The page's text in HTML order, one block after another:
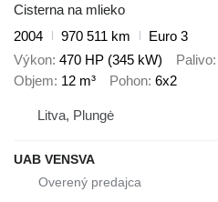
Cisterna na mlieko
2004
970 511 km
Euro 3
Výkon 470 HP (345 kW) Palivo
Objem 12 m³ Pohon 6x2
Litva, Plungė
UAB VENSVA